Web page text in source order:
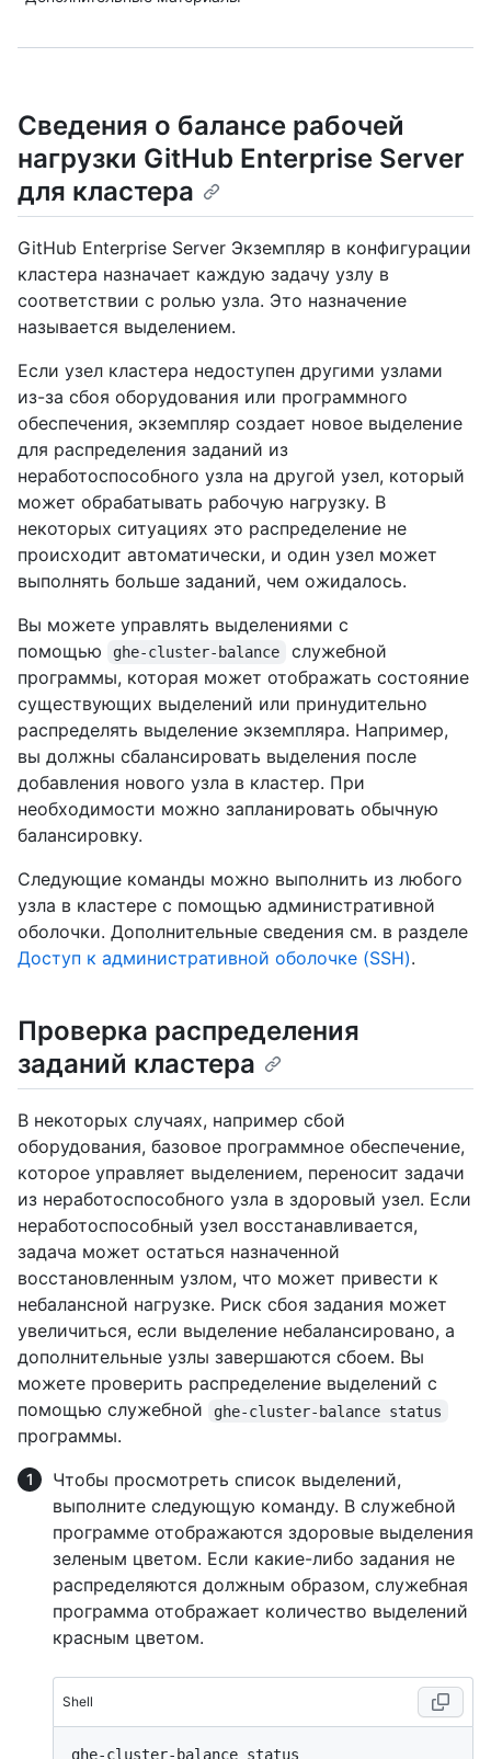
Сведения о балансе рабочей
нагрузки GitHub Enterprise Server
для кластера
GitHub Enterprise Server Экземпляр в конфигурации
кластера назначает каждую задачу узлу в
соответствии с ролью узла. Это назначение
называется выделением.
Если узел кластера недоступен другими узлами
из-за сбоя оборудования или программного
обеспечения, экземпляр создает новое выделение
для распределения заданий из
неработоспособного узла на другой узел, который
может обрабатывать рабочую нагрузку. В
некоторых ситуациях это распределение не
происходит автоматически, и один узел может
выполнять больше заданий, чем ожидалось.
Вы можете управлять выделениями с
помощью
ghe-cluster-balance
служебной
программы, которая может отображать состояние
существующих выделений или принудительно
распределять выделение экземпляра. Например,
вы должны сбалансировать выделения после
добавления нового узла в кластер. При
необходимости можно запланировать обычную
балансировку.
Следующие команды можно выполнить из любого
узла в кластере с помощью административной
оболочки. Дополнительные сведения см. в разделе
Доступ к административной оболочке (SSH).
Проверка распределения
заданий кластера
В некоторых случаях, например сбой
оборудования, базовое программное обеспечение,
которое управляет выделением, переносит задачи
из неработоспособного узла в здоровый узел. Если
неработоспособный узел восстанавливается,
задача может остаться назначенной
восстановленным узлом, что может привести к
небалансной нагрузке. Риск сбоя задания может
увеличиться, если выделение небалансировано, а
дополнительные узлы завершаются сбоем. Вы
можете проверить распределение выделений с
помощью служебной
ghe-cluster-balance status
программы.
Чтобы просмотреть список выделений,
выполните следующую команду. В служебной
программе отображаются здоровые выделения
зеленым цветом. Если какие-либо задания не
распределяются должным образом, служебная
программа отображает количество выделений
красным цветом.
Shell